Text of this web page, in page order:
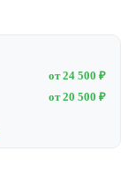
от 24 500 ₽
от 20 500 ₽